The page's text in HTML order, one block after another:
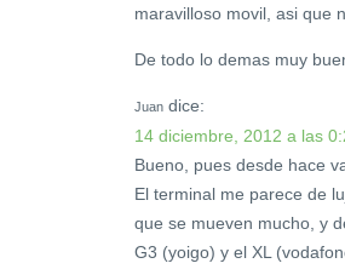
maravilloso movil, asi que
De todo lo demas muy
Juan dice:
14 diciembre, 2012 a las
Bueno, pues desde hace
El terminal me parece de
que se mueven mucho, y
G3 (yoigo) y el XL